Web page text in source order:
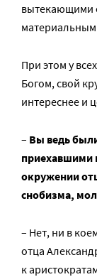
вытекающими
При этом у
Богом, свой
интереснее и
– Вы ведь
приехавшими
окружении
снобизма,
– Нет, ни в
отца
к